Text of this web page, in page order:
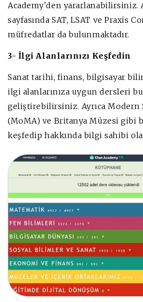
Academy'den yararlanabilirsiniz.
sayfasında SAT, LSAT ve Praxis
müfredatlar da bulunmaktadır.
3- İlgi Alanlarınızı Keşfedin
Sanat tarihi, finans, bilgisayar
ilgi alanlarınıza uygun dersleri
geliştirebilirsiniz. Ayrıca Modern
(MoMA) ve Britanya Müzesi gibi
keşfedip hakkında bilgi sahibi